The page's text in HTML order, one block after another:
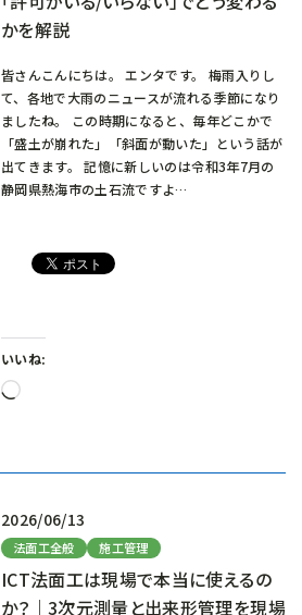
かを解説
皆さんこんにちは。 エンタです。 梅雨入りし
て、各地で大雨のニュースが流れる季節になり
ましたね。 この時期になると、毎年どこかで
「盛土が崩れた」「斜面が動いた」という話が
出てきます。 記憶に新しいのは令和3年7月の
静岡県熱海市の土石流ですよ…
いいね:
読
2026/06/13
法面工全般 施工管理
ICT法面工は現場で本当に使えるの
か？｜3次元測量と出来形管理を現場